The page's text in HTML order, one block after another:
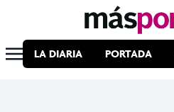
LA DIARIA PORTADA